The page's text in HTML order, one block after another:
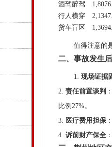
酒驾醉驾
1,807
行人横穿
2,134
货车盲区
1,369
值得注意的
二、事故发生
1. 现场证据
2. 责任前置谈判
比例27%。
3. 医疗费用担保
4. 诉前财产保全